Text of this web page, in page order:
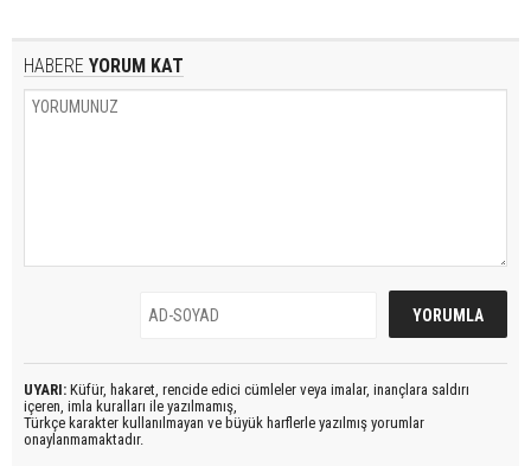
HABERE YORUM KAT
UYARI: Küfür, hakaret, rencide edici cümleler veya imalar, inançlara saldırı
içeren, imla kuralları ile yazılmamış,
Türkçe karakter kullanılmayan ve büyük harflerle yazılmış yorumlar
onaylanmamaktadır.